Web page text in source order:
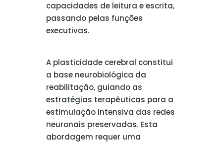
capacidades de leitura e escrita,
passando pelas funções
executivas.
A plasticidade cerebral constitui
a base neurobiológica da
reabilitação, guiando as
estratégias terapêuticas para a
estimulação intensiva das redes
neuronais preservadas. Esta
abordagem requer uma